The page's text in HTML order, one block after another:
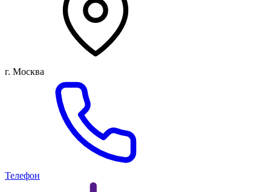
г. Москва
Телефон